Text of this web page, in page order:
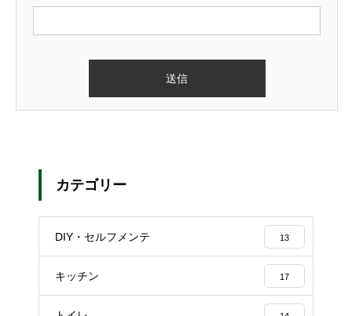
カテゴリー
DIY・セルフメンテ 13
キッチン 17